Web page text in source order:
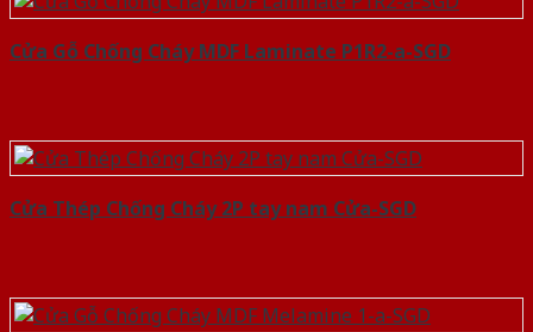
Cửa Gỗ Chống Cháy MDF Laminate P1R2-a-SGD
Cửa Thép Chống Cháy 2P tay nam Cửa-SGD